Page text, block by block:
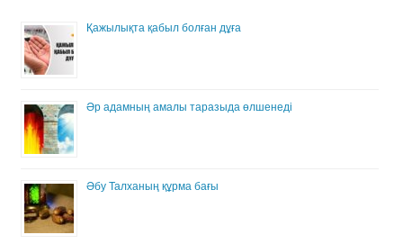
Қажылықта қабыл болған дұға
Әр адамның амалы таразыда өлшенеді
Әбу Талханың құрма бағы